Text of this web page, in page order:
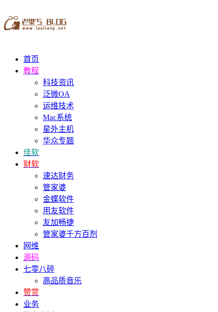
首页
教程
科技资讯
泛微OA
运维技术
Mac系统
星外主机
华众专题
佳软
财软
速达财务
管家婆
金蝶软件
用友软件
友加畅捷
管家婆千方百剂
网维
源码
七零八碎
高品质音乐
赞赏
业务